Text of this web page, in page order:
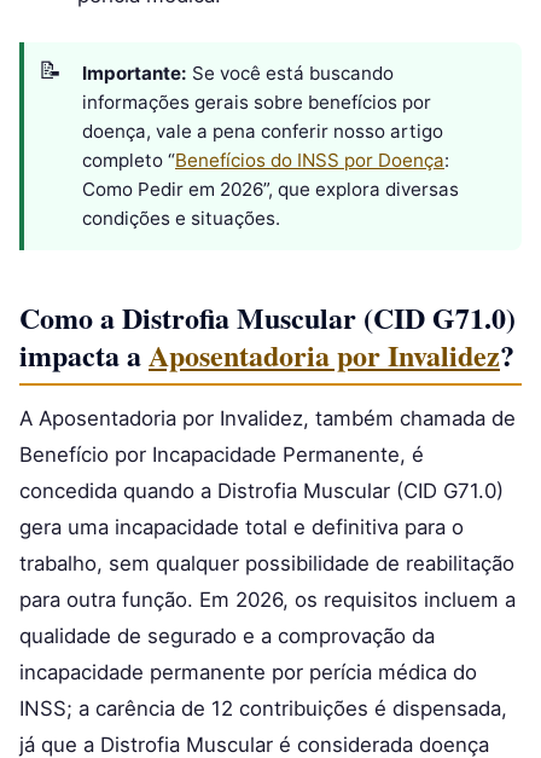
Importante: Se você está buscando
informações gerais sobre benefícios por
doença, vale a pena conferir nosso artigo
completo “Benefícios do INSS por Doença:
Como Pedir em 2026”, que explora diversas
condições e situações.
Como a Distrofia Muscular (CID G71.0)
impacta aAposentadoria por Invalidez?
A Aposentadoria por Invalidez, também chamada de
Benefício por Incapacidade Permanente, é
concedida quando a Distrofia Muscular (CID G71.0)
gera uma incapacidade total e definitiva para o
trabalho, sem qualquer possibilidade de reabilitação
para outra função. Em 2026, os requisitos incluem a
qualidade de segurado e a comprovação da
incapacidade permanente por perícia médica do
INSS; a carência de 12 contribuições é dispensada,
já que a Distrofia Muscular é considerada doença